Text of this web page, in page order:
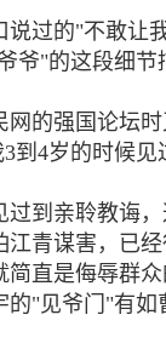
说过的"不敢让
爷"的这段细节
的强国论坛
到4岁的时候
过到亲聆教诲
青谋害，已
直是侮辱群
"见爷门"有如